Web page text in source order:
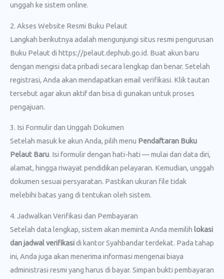
unggah ke sistem online.
2. Akses Website Resmi Buku Pelaut
Langkah berikutnya adalah mengunjungi situs resmi pengurusan
Buku Pelaut di https://pelaut.dephub.go.id. Buat akun baru
dengan mengisi data pribadi secara lengkap dan benar. Setelah
registrasi, Anda akan mendapatkan email verifikasi. Klik tautan
tersebut agar akun aktif dan bisa di gunakan untuk proses
pengajuan.
3. Isi Formulir dan Unggah Dokumen
Setelah masuk ke akun Anda, pilih menu Pendaftaran Buku
Pelaut Baru. Isi formulir dengan hati-hati — mulai dari data diri,
alamat, hingga riwayat pendidikan pelayaran. Kemudian, unggah
dokumen sesuai persyaratan. Pastikan ukuran file tidak
melebihi batas yang di tentukan oleh sistem.
4. Jadwalkan Verifikasi dan Pembayaran
Setelah data lengkap, sistem akan meminta Anda memilih lokasi
dan jadwal verifikasidi kantor Syahbandar terdekat. Pada tahap
ini, Anda juga akan menerima informasi mengenai biaya
administrasi resmi yang harus di bayar. Simpan bukti pembayaran